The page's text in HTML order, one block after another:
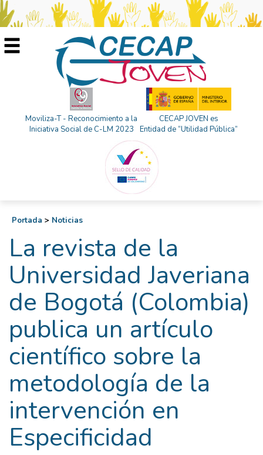
Moviliza-T - Reconocimiento a la
Iniciativa Social de C-LM 2023
CECAP JOVEN es
Entidad de “Utilidad Pública”
Portada > Noticias
La revista de la
Universidad Javeriana
de Bogotá (Colombia)
publica un artículo
científico sobre la
metodología de la
intervención en
Especificidad